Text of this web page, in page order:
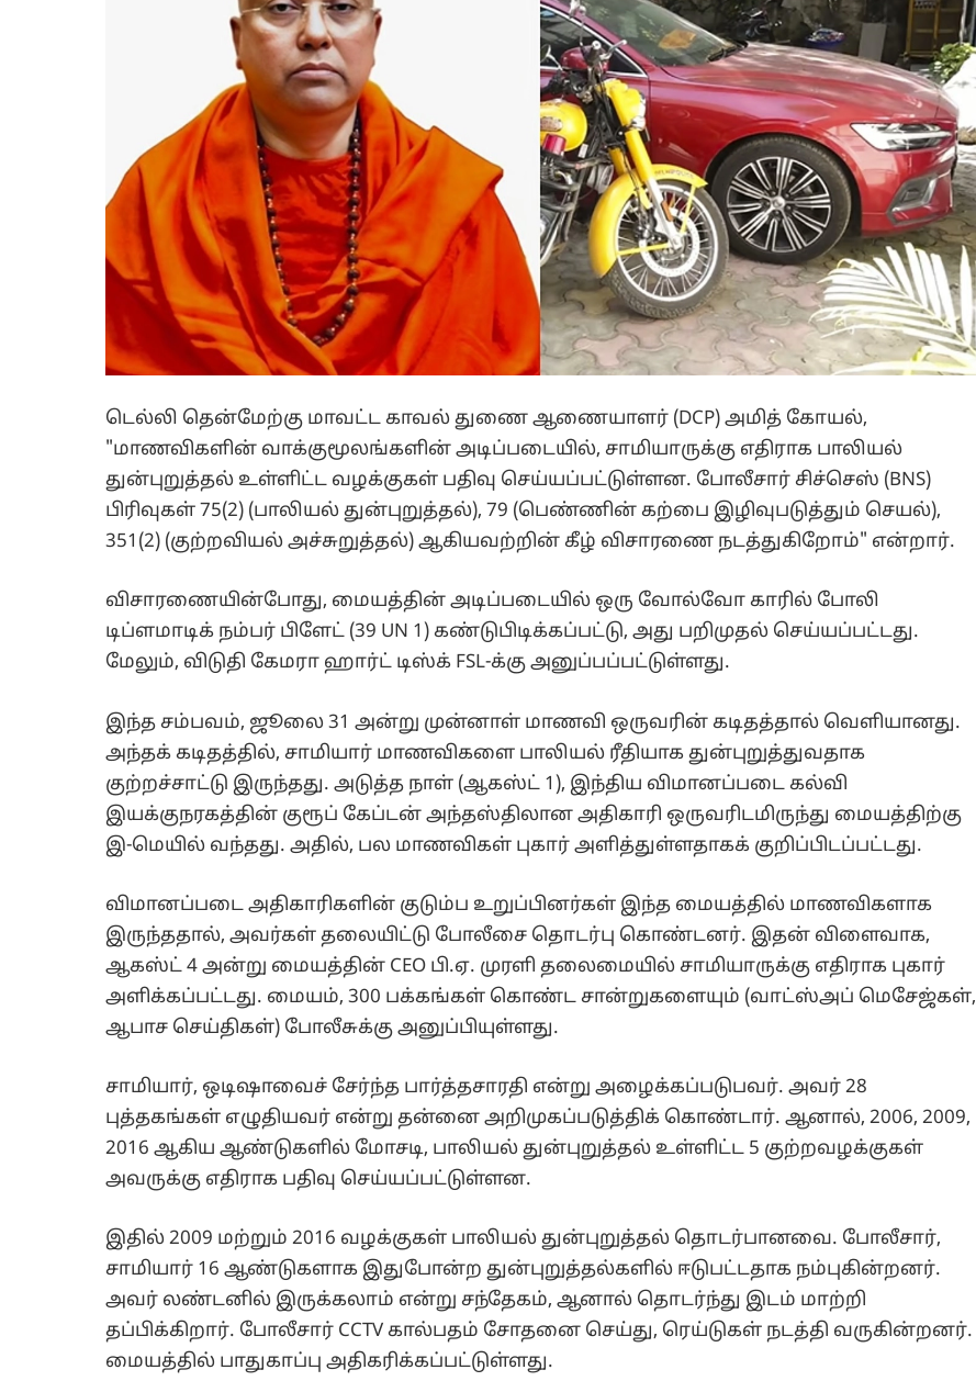
டெல்லி தென்மேற்கு மாவட்ட காவல் துணை ஆணையாளர் (DCP) அமித் கோயல்,
"மாணவிகளின் வாக்குமூலங்களின் அடிப்படையில், சாமியாருக்கு எதிராக பாலியல்
துன்புறுத்தல் உள்ளிட்ட வழக்குகள் பதிவு செய்யப்பட்டுள்ளன. போலீசார் சிச்செஸ் (BNS)
பிரிவுகள் 75(2) (பாலியல் துன்புறுத்தல்), 79 (பெண்ணின் கற்பை இழிவுபடுத்தும் செயல்),
351(2) (குற்றவியல் அச்சுறுத்தல்) ஆகியவற்றின் கீழ் விசாரணை நடத்துகிறோம்" என்றார்.
விசாரணையின்போது, மையத்தின் அடிப்படையில் ஒரு வோல்வோ காரில் போலி
டிப்ளமாடிக் நம்பர் பிளேட் (39 UN 1) கண்டுபிடிக்கப்பட்டு, அது பறிமுதல் செய்யப்பட்டது.
மேலும், விடுதி கேமரா ஹார்ட் டிஸ்க் FSL-க்கு அனுப்பப்பட்டுள்ளது.
இந்த சம்பவம், ஜூலை 31 அன்று முன்னாள் மாணவி ஒருவரின் கடிதத்தால் வெளியானது.
அந்தக் கடிதத்தில், சாமியார் மாணவிகளை பாலியல் ரீதியாக துன்புறுத்துவதாக
குற்றச்சாட்டு இருந்தது. அடுத்த நாள் (ஆகஸ்ட் 1), இந்திய விமானப்படை கல்வி
இயக்குநரகத்தின் குரூப் கேப்டன் அந்தஸ்திலான அதிகாரி ஒருவரிடமிருந்து மையத்திற்கு
இ-மெயில் வந்தது. அதில், பல மாணவிகள் புகார் அளித்துள்ளதாகக் குறிப்பிடப்பட்டது.
விமானப்படை அதிகாரிகளின் குடும்ப உறுப்பினர்கள் இந்த மையத்தில் மாணவிகளாக
இருந்ததால், அவர்கள் தலையிட்டு போலீசை தொடர்பு கொண்டனர். இதன் விளைவாக,
ஆகஸ்ட் 4 அன்று மையத்தின் CEO பி.ஏ. முரளி தலைமையில் சாமியாருக்கு எதிராக புகார்
அளிக்கப்பட்டது. மையம், 300 பக்கங்கள் கொண்ட சான்றுகளையும் (வாட்ஸ்அப் மெசேஜ்கள்,
ஆபாச செய்திகள்) போலீசுக்கு அனுப்பியுள்ளது.
சாமியார், ஒடிஷாவைச் சேர்ந்த பார்த்தசாரதி என்று அழைக்கப்படுபவர். அவர் 28
புத்தகங்கள் எழுதியவர் என்று தன்னை அறிமுகப்படுத்திக் கொண்டார். ஆனால், 2006, 2009,
2016 ஆகிய ஆண்டுகளில் மோசடி, பாலியல் துன்புறுத்தல் உள்ளிட்ட 5 குற்றவழக்குகள்
அவருக்கு எதிராக பதிவு செய்யப்பட்டுள்ளன.
இதில் 2009 மற்றும் 2016 வழக்குகள் பாலியல் துன்புறுத்தல் தொடர்பானவை. போலீசார்,
சாமியார் 16 ஆண்டுகளாக இதுபோன்ற துன்புறுத்தல்களில் ஈடுபட்டதாக நம்புகின்றனர்.
அவர் லண்டனில் இருக்கலாம் என்று சந்தேகம், ஆனால் தொடர்ந்து இடம் மாற்றி
தப்பிக்கிறார். போலீசார் CCTV கால்பதம் சோதனை செய்து, ரெய்டுகள் நடத்தி வருகின்றனர்.
மையத்தில் பாதுகாப்பு அதிகரிக்கப்பட்டுள்ளது.